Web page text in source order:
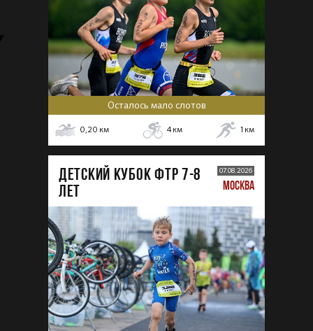
Осталось мало слотов
0,20 км 4км 1 км
ДЕТСКИЙ КУБОК ФТР 7-8
лет
07.08.2026
МОСКВА